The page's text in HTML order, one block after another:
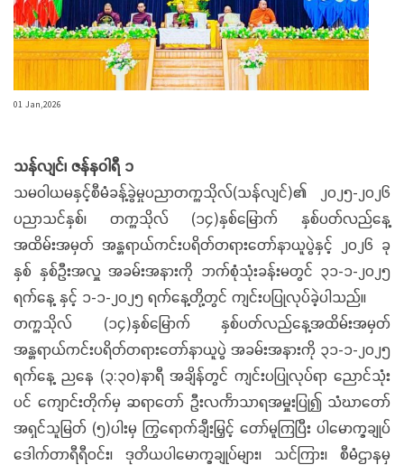
01 Jan,2026
သန်လျင်၊ ဇန်နဝါရီ ၁
သမဝါယမနှင့်စီမံခန့်ခွဲမှုပညာတက္ကသိုလ်(သန်လျင်)၏ ၂၀၂၅-၂၀၂၆
ပညာသင်နှစ်၊ တက္ကသိုလ် (၁၄)နှစ်မြောက် နှစ်ပတ်လည်နေ့
အထိမ်းအမှတ် အန္တရာယ်ကင်းပရိတ်တရားတော်နာယူပွဲနှင့် ၂၀၂၆ ခု
နှစ် နှစ်ဦးအလှူ အခမ်းအနားကို ဘက်စုံသုံးခန်းမတွင် ၃၁-၁-၂၀၂၅
ရက်နေ့ နှင့် ၁-၁-၂၀၂၅ ရက်နေ့တို့တွင် ကျင်းပပြုလုပ်ခဲ့ပါသည်။
တက္ကသိုလ် (၁၄)နှစ်မြောက် နှစ်ပတ်လည်နေ့အထိမ်းအမှတ်
အန္တရာယ်ကင်းပရိတ်တရားတော်နာယူပွဲ အခမ်းအနားကို ၃၁-၁-၂၀၂၅
ရက်နေ့ ညနေ (၃:၃၀)နာရီ အချိန်တွင် ကျင်းပပြုလုပ်ရာ ညောင်သုံး
ပင် ကျောင်းတိုက်မှ ဆရာတော် ဦးလင်္ကာသာရအမှူးပြု၍ သံဃာတော်
အရှင်သူမြတ် (၅)ပါးမှ ကြွရောက်ချီးမြှင့် တော်မူကြပြီး ပါမောက္ခချုပ်
ဒေါက်တာရီရီဝင်း၊ ဒုတိယပါမောက္ခချုပ်များ၊ သင်ကြား၊ စီမံဌာနမှ